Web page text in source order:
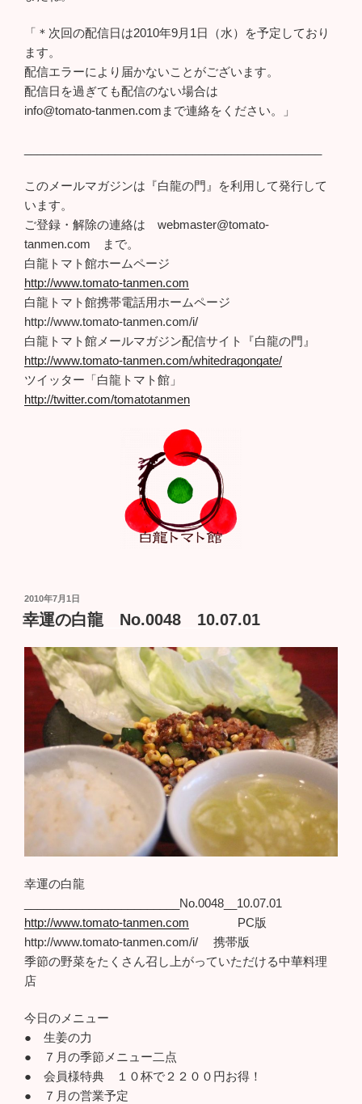
「＊次回の配信日は2010年9月1日（水）を予定しており
ます。
配信エラーにより届かないことがございます。
配信日を過ぎても配信のない場合は
info@tomato-tanmen.comまで連絡をください。」
このメールマガジンは『白龍の門』を利用して発行して
います。
ご登録・解除の連絡は webmaster@tomato-
tanmen.com まで。
白龍トマト館ホームページ
http://www.tomato-tanmen.com
白龍トマト館携帯電話用ホームページ
http://www.tomato-tanmen.com/i/
白龍トマト館メールマガジン配信サイト『白龍の門』
http://www.tomato-tanmen.com/whitedragongate/
ツイッター「白龍トマト館」
http://twitter.com/tomatotanmen
投
稿
日:
2010年7月1日
幸運の白龍 No.0048 10.07.01
幸運の白龍
________________________No.0048__10.07.01
http://www.tomato-tanmen.com PC版
http://www.tomato-tanmen.com/i/ 携帯版
季節の野菜をたくさん召し上がっていただける中華料理
店
今日のメニュー
● 生姜の力
● ７月の季節メニュー二点
● 会員様特典 １０杯で２２００円お得！
● ７月の営業予定